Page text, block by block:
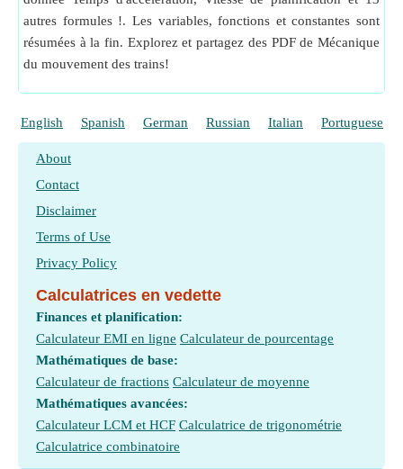
autres formules !. Les variables, fonctions et constantes sont
résumées à la fin. Explorez et partagez des PDF de Mécanique
du mouvement des trains!
English Spanish German Russian Italian Portuguese
About
Contact
Disclaimer
Terms of Use
Privacy Policy
Calculatrices en vedette
Finances et planification:
Calculateur EMI en ligne Calculateur de pourcentage
Mathématiques de base:
Calculateur de fractions Calculateur de moyenne
Mathématiques avancées:
Calculateur LCM et HCF Calculatrice de trigonométrie
Calculatrice combinatoire